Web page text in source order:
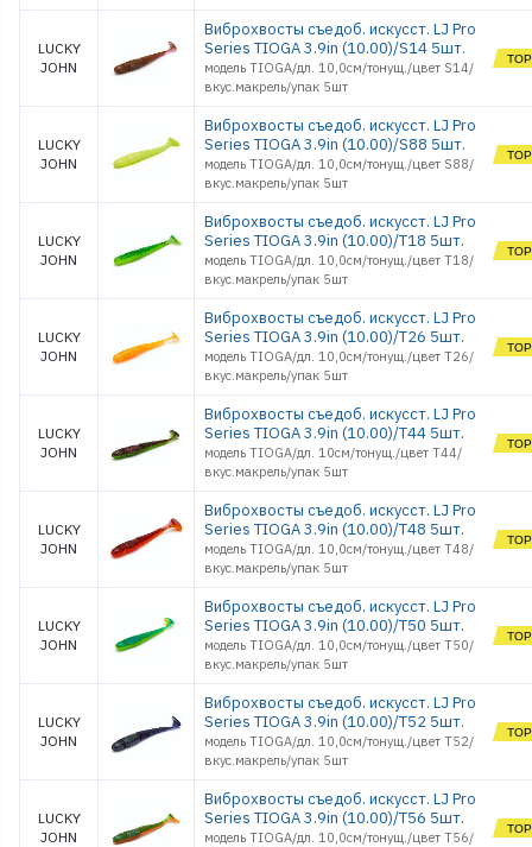
LUCKY
JOHN
Виброхвосты съедоб. искусст. LJ Pro
Series TIOGA 3.9in (10.00)/S14 5шт.
модель TIOGA/дл. 10,0см/тонущ./цвет S14/
вкус.макрель/упак 5шт
LUCKY
JOHN
Виброхвосты съедоб. искусст. LJ Pro
Series TIOGA 3.9in (10.00)/S88 5шт.
модель TIOGA/дл. 10,0см/тонущ./цвет S88/
вкус.макрель/упак 5шт
LUCKY
JOHN
Виброхвосты съедоб. искусст. LJ Pro
Series TIOGA 3.9in (10.00)/T18 5шт.
модель TIOGA/дл. 10,0см/тонущ./цвет T18/
вкус.макрель/упак 5шт
LUCKY
JOHN
Виброхвосты съедоб. искусст. LJ Pro
Series TIOGA 3.9in (10.00)/T26 5шт.
модель TIOGA/дл. 10,0см/тонущ./цвет T26/
вкус.макрель/упак 5шт
LUCKY
JOHN
Виброхвосты съедоб. искусст. LJ Pro
Series TIOGA 3.9in (10.00)/T44 5шт.
модель TIOGA/дл. 10см/тонущ./цвет T44/
вкус.макрель/упак 5шт
LUCKY
JOHN
Виброхвосты съедоб. искусст. LJ Pro
Series TIOGA 3.9in (10.00)/T48 5шт.
модель TIOGA/дл. 10,0см/тонущ./цвет T48/
вкус.макрель/упак 5шт
LUCKY
JOHN
Виброхвосты съедоб. искусст. LJ Pro
Series TIOGA 3.9in (10.00)/T50 5шт.
модель TIOGA/дл. 10,0см/тонущ./цвет T50/
вкус.макрель/упак 5шт
LUCKY
JOHN
Виброхвосты съедоб. искусст. LJ Pro
Series TIOGA 3.9in (10.00)/T52 5шт.
модель TIOGA/дл. 10,0см/тонущ./цвет T52/
вкус.макрель/упак 5шт
LUCKY
JOHN
Виброхвосты съедоб. искусст. LJ Pro
Series TIOGA 3.9in (10.00)/T56 5шт.
модель TIOGA/дл. 10,0см/тонущ./цвет T56/